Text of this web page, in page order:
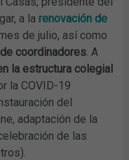
a larenovación de
de julio, así como
coordinadores . A
la estructura colegial
la COVID-19
del
adaptación de la
de las